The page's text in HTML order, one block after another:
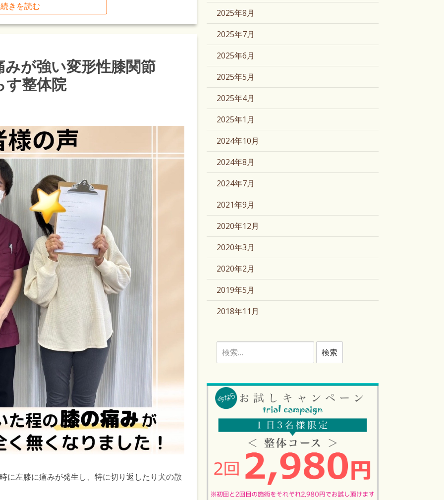
続きを読む
が強い変形性膝関節
整体院
に左膝に痛みが発生し、特に切り返したり犬の散
2025年8月
2025年7月
2025年6月
2025年5月
2025年4月
2025年1月
2024年10月
2024年8月
2024年7月
2021年9月
2020年12月
2020年3月
2020年2月
2019年5月
2018年11月
検
索: